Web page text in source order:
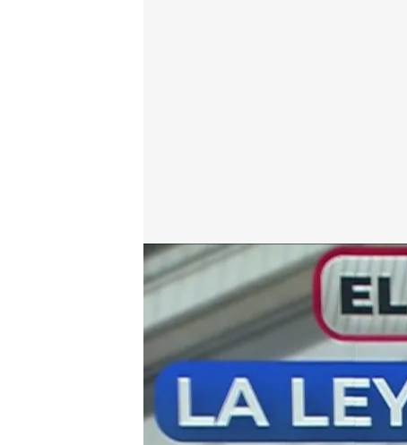
Nacho Abad, presentador de 'En boca de todos'.
En boca de todos
04 DIC 2024 - 13:18h.
El PP veta en el
devuelve la norma al
Descubre la